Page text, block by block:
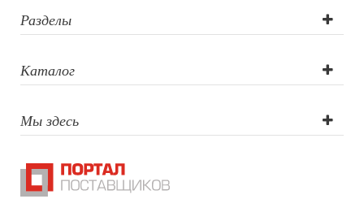
Разделы
Каталог
Мы здесь